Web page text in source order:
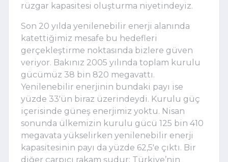
rüzgar kapasitesi oluşturma niyetindeyiz.
Son 20 yılda yenilenebilir enerji alanında
katettiğimiz mesafe bu hedefleri
gerçekleştirme noktasında bizlere güven
veriyor. Bakınız 2005 yılında toplam kurulu
gücümüz 38 bin 820 megavattı.
Yenilenebilir enerjinin bundaki payı ise
yüzde 33'ün biraz üzerindeydi. Kurulu güç
içerisinde güneş enerjimiz yoktu. Nisan
sonunda ülkemizin kurulu gücü 125 bin 410
megavata yükselirken yenilenebilir enerji
kapasitesinin payı da yüzde 62,5'e çıktı. Bir
diğer çarpıcı rakam şudur: Türkiye’nin